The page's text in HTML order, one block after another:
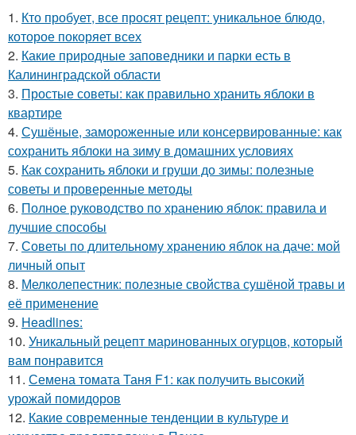
1. Кто пробует, все просят рецепт: уникальное блюдо,
которое покоряет всех
2. Какие природные заповедники и парки есть в
Калининградской области
3. Простые советы: как правильно хранить яблоки в
квартире
4. Сушёные, замороженные или консервированные: как
сохранить яблоки на зиму в домашних условиях
5. Как сохранить яблоки и груши до зимы: полезные
советы и проверенные методы
6. Полное руководство по хранению яблок: правила и
лучшие способы
7. Советы по длительному хранению яблок на даче: мой
личный опыт
8. Мелколепестник: полезные свойства сушёной травы и
её применение
9. Headlines:
10. Уникальный рецепт маринованных огурцов, который
вам понравится
11. Семена томата Таня F1: как получить высокий
урожай помидоров
12. Какие современные тенденции в культуре и